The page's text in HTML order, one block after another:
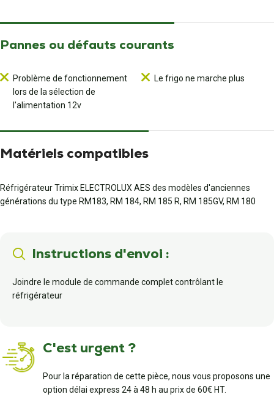
Pannes ou défauts courants
Problème de fonctionnement
lors de la sélection de
l'alimentation 12v
Le frigo ne marche plus
Matériels compatibles
Réfrigérateur Trimix ELECTROLUX AES des modèles d'anciennes
générations du type RM183, RM 184, RM 185 R, RM 185GV, RM 180
Instructions d'envoi :
Joindre le module de commande complet contrôlant le
réfrigérateur
C'est urgent ?
Pour la réparation de cette pièce, nous vous proposons une
option délai express 24 à 48 h au prix de 60€ HT.